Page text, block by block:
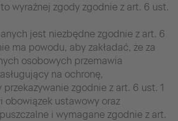
to wyraźnej zgody zgodnie z art. 6 ust.
jest niezbędne zgodnie z art. 6
ma powodu, aby zakładać, że za
osobowych przemawia
na ochronę,
przekazywanie zgodnie z art. 6 ust. 1
obowiązek ustawowy oraz
i wymagane zgodnie z art.